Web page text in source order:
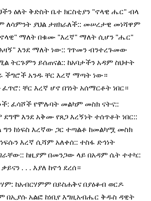
ዕለት ቅድስት ቤተ ክርስቲያን "ኖላዊ ሔር" ብላ
ለሳምንት ያህል ታዘክራለች:: መሠረታዊ መነሻዋም
ማለት በቁሙ "እረኛ" ማለት ሲሆን "ሔር"
እንደ ማለት ነው:: ገጥመን ብንተረጉመው
ትርጉምን ይሰጠናል:: ከአባታችን አዳም ስህተት
ችግሮች አንዱ ቸር እረኛ ማጣት ነው።
ቸር እረኛ ሆኖ በገነት አሰማርቶት ነበር።
ፈሳሾች የሞሉባት መልካም መስክ ናትና::
እንደ አቅሙ የጸጋ እረኝነት ተሰጥቶት ነበር::
ከነፍስ እረኛው ጋር ተጣልቶ ከመልካሟ መስክ
እረኛ ሲሻም አለቀሰ:: ተስፋ ድኅነት
ከዚያም በመንጋው ላይ በአዳም ሴት ተተካ::
. . . እያለ ከኖኅ ደረሰ።
ከአብርሃምም በይስሐቅና በያዕቆብ ወርዶ
በኢያሱ አልፎ ከነቢየ እግዚአብሔር ቅዱስ ዳዊት